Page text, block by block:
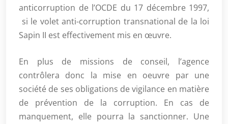
anticorruption de l’OCDE du 17 décembre 1997,
si le volet anti-corruption transnational de la loi
Sapin II est effectivement mis en œuvre.
En plus de missions de conseil, l’agence
contrôlera donc la mise en oeuvre par une
société de ses obligations de vigilance en matière
de prévention de la corruption. En cas de
manquement, elle pourra la sanctionner. Une